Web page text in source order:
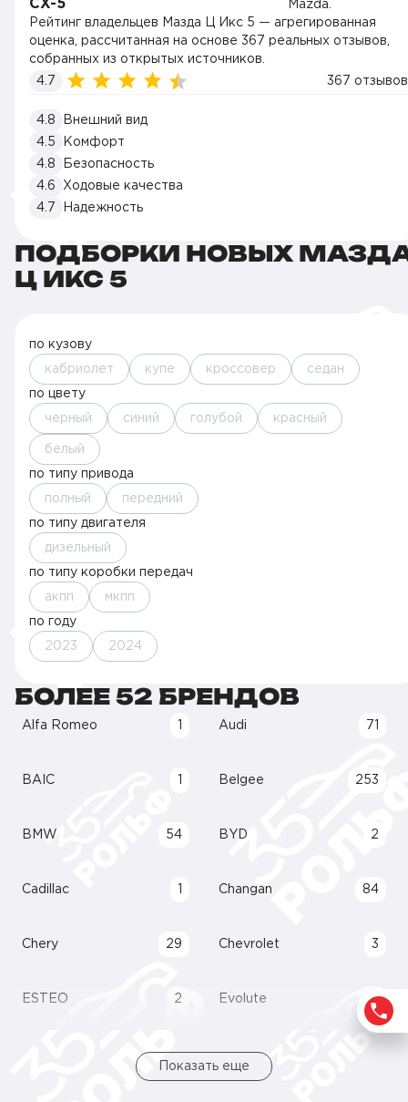
CX-5
Рейтинг владельцев Мазда Ц Икс 5 — агрегированная
оценка, рассчитанная на основе 367 реальных отзывов,
собранных из открытых источников.
4.7
367 отзывов
4.8
Внешний вид
4.5
Комфорт
4.8
Безопасность
4.6
Ходовые качества
4.7
Надежность
ПОДБОРКИ НОВЫХ
Ц ИКС 5
по кузову
кабриолет купе кроссовер седан
по цвету
черный синий голубой красный
белый
по типу привода
полный передний
по типу двигателя
дизельный
по типу коробки передач
акпп мкпп
по году
2023 2024
БОЛЕЕ 52 БРЕНДОВ
Alfa Romeo Audi 71
BAIC Belgee 253
BMW 54 BYD 2
Cadillac Changan 84
Chery 29 Chevrolet 3
ESTEO 2 Evolute 21
Показать еще